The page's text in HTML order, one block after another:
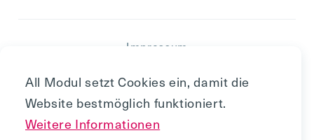
All Modul setzt Cookies ein, damit die
Website bestmöglich funktioniert.
Weitere Informationen
Impressum
AGB
Datenschutz
Cookiepolitik